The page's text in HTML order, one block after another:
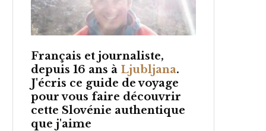
Français et journaliste,
depuis 16 ans à Ljubljana.
J'écris ce guide de voyage
pour vous faire découvrir
cette Slovénie authentique
que j'aime